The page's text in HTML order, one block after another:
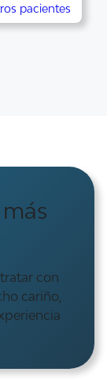
pacientes
con
cariño,